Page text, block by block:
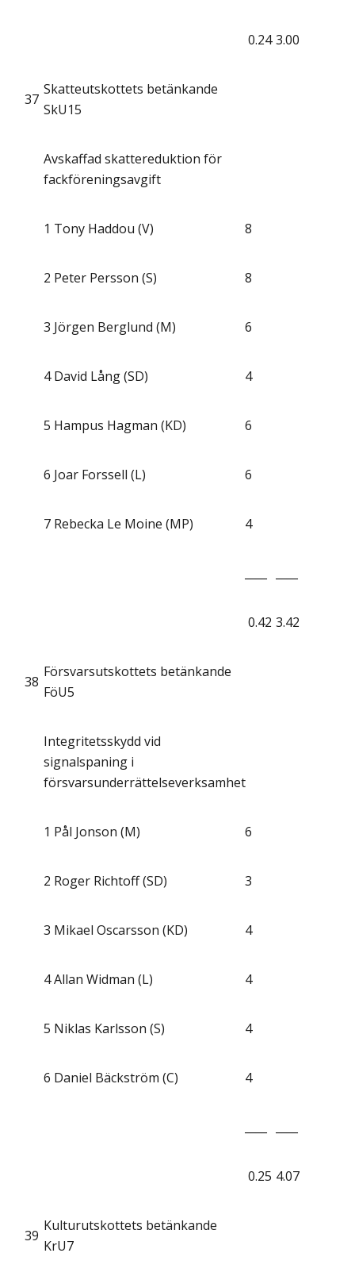
0.24 3.00
37
Skatteutskottets betänkande
SkU15
Avskaffad skattereduktion för
fackföreningsavgift
1 Tony Haddou (V) 8
2 Peter Persson (S) 8
3 Jörgen Berglund (M) 6
4 David Lång (SD) 4
5 Hampus Hagman (KD) 6
6 Joar Forssell (L) 6
7 Rebecka Le Moine (MP) 4
0.42 3.42
38
Försvarsutskottets betänkande
FöU5
Integritetsskydd vid
signalspaning i
försvarsunderrättelseverksamhet
1 Pål Jonson (M) 6
2 Roger Richtoff (SD) 3
3 Mikael Oscarsson (KD) 4
4Allan Widman (L) 4
5 Niklas Karlsson (S) 4
6 Daniel Bäckström (C) 4
0.25 4.07
39
Kulturutskottets betänkande
KrU7